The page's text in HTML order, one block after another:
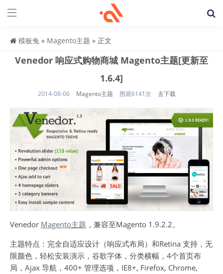
模板兔 » Magento主题 » 正文
Venedor 响应式购物商城 Magento主题[更新至
1.6.4]
2014-08-06 Magento主题 围观6141次 去下载
Venedor Magento主题 ，兼容至Magento 1.9.2.2。
主题特点：完全自适应设计（响应式布局）和Retina 支持，无
限颜色，轻松安装演示，谷歌字体，分类横幅，4个首页布
局，Ajax 导航，400+ 管理选项，IE8+, Firefox, Chrome,